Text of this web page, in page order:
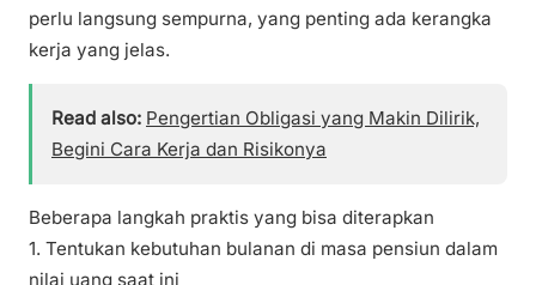
perlu langsung sempurna, yang penting ada kerangka
kerja yang jelas.
Read also: Pengertian Obligasi yang Makin Dilirik,
Begini Cara Kerja dan Risikonya
Beberapa langkah praktis yang bisa diterapkan
1. Tentukan kebutuhan bulanan di masa pensiun dalam
nilai uang saat ini